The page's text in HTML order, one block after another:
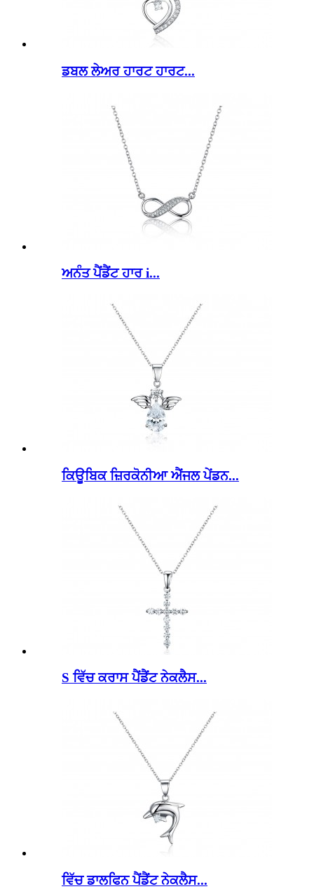
ਡਬਲ ਲੇਅਰ ਹਾਰਟ ਹਾਰਟ...
ਅਨੰਤ ਪੈਂਡੈਂਟ ਹਾਰ i...
ਕਿਊਬਿਕ ਜ਼ਿਰਕੋਨੀਆ ਐਂਜਲ ਪੇਂਡਨ...
S ਵਿੱਚ ਕਰਾਸ ਪੈਂਡੈਂਟ ਨੇਕਲੈਸ...
ਵਿੱਚ ਡਾਲਫਿਨ ਪੈਂਡੈਂਟ ਨੇਕਲੈਸ...